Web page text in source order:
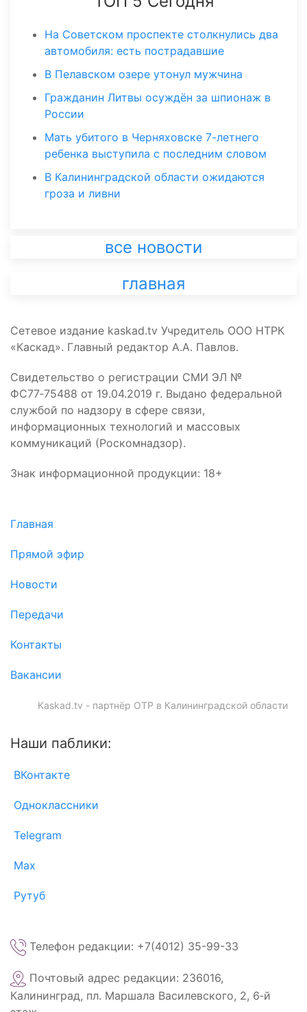
На Советском проспекте столкнулись два
автомобиля: есть пострадавшие
В Пелавском озере утонул мужчина
Гражданин Литвы осуждён за шпионаж в
России
Мать убитого в Черняховске 7-летнего
ребенка выступила с последним словом
В Калининградской области ожидаются
гроза и ливни
все новости
главная
Сетевое издание kaskad.tv Учредитель ООО НТРК
«Каскад». Главный редактор А.А. Павлов.
Свидетельство о регистрации СМИ ЭЛ №
ФС77‑75488 от 19.04.2019 г. Выдано федеральной
службой по надзору в сфере связи,
информационных технологий и массовых
коммуникаций (Роскомнадзор).
Знак информационной продукции: 18+
Главная
Прямой эфир
Новости
Передачи
Контакты
Вакансии
Kaskad.tv - партнёр ОТР в Калининградской области
Наши паблики:
ВКонтакте
Одноклассники
Telegram
Max
Рутуб
Телефон редакции: +7(4012) 35-99-33
Почтовый адрес редакции: 236016,
Калининград, пл. Маршала Василевского, 2, 6‑й